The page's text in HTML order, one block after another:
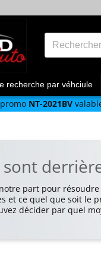
recherche par véhciule
NT-2021BV
part pour
et ce quel que soit le
décider par quel